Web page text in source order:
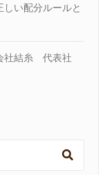
しい配分ルールと
社結糸 代表社